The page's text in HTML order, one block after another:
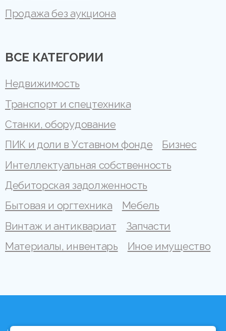
Продажа без аукциона
ВСЕ КАТЕГОРИИ
Недвижимость
Транспорт и спецтехника
Станки, оборудование
ПИК и доли в Уставном фонде
Бизнес
Интеллектуальная собственность
Дебиторская задолженность
Бытовая и оргтехника
Мебель
Винтаж и антиквариат
Запчасти
Материалы, инвентарь
Иное имущество